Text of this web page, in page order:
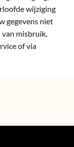
wijziging
gegevens niet
misbruik,
of via